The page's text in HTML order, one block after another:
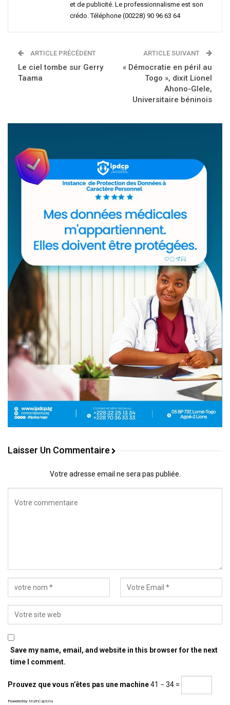
et de publicité. Le professionnalisme est son
crédo. Téléphone (00228) 90 96 63 64
ARTICLE PRÉCÉDENT
Le ciel tombe sur Gerry
Taama
ARTICLE SUIVANT
« Démocratie en péril au
Togo », dixit Lionel
Ahono-Glele,
Universitaire béninois
Laisser Un Commentaire
Votre adresse email ne sera pas publiée.
Save my name, email, and website in this browser for the next
time I comment.
Prouvez que vous n’êtes pas une machine41 − 34 =
Powered by MathCaptcha